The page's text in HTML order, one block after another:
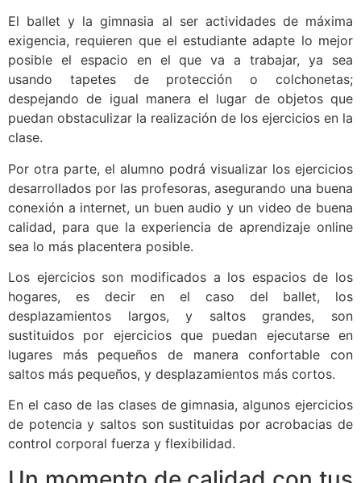
El ballet y la gimnasia al ser actividades de máxima
exigencia, requieren que el estudiante adapte lo mejor
posible el espacio en el que va a trabajar, ya sea
usando tapetes de protección o colchonetas;
despejando de igual manera el lugar de objetos que
puedan obstaculizar la realización de los ejercicios en la
clase.
Por otra parte, el alumno podrá visualizar los ejercicios
desarrollados por las profesoras, asegurando una buena
conexión a internet, un buen audio y un video de buena
calidad, para que la experiencia de aprendizaje online
sea lo más placentera posible.
Los ejercicios son modificados a los espacios de los
hogares, es decir en el caso del ballet, los
desplazamientos largos, y saltos grandes, son
sustituidos por ejercicios que puedan ejecutarse en
lugares más pequeños de manera confortable con
saltos más pequeños, y desplazamientos más cortos.
En el caso de las clases de gimnasia, algunos ejercicios
de potencia y saltos son sustituidas por acrobacias de
control corporal fuerza y flexibilidad.